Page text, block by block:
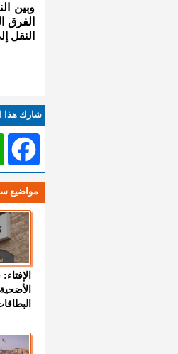
وبين
الفرق
النقل
شارك هذا
Facebook
مواضيع